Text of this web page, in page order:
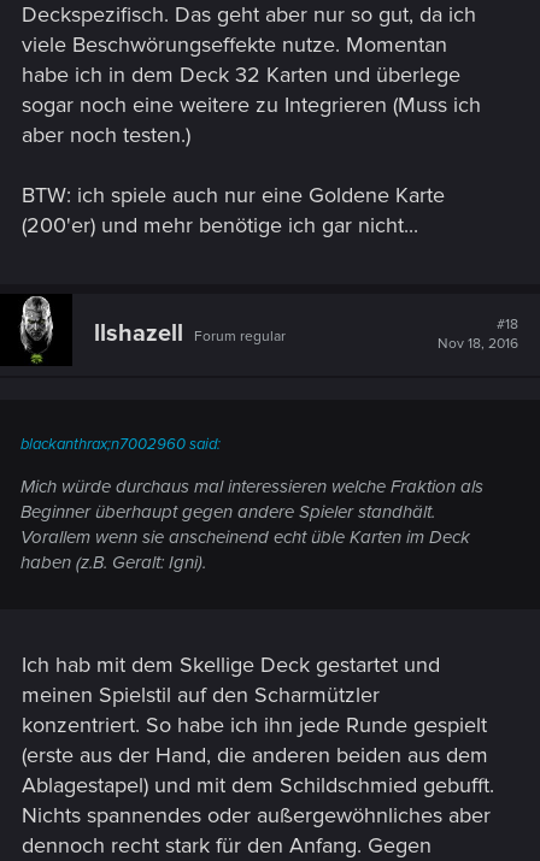
Deckspezifisch. Das geht aber nur so gut, da ich
viele Beschwörungseffekte nutze. Momentan
habe ich in dem Deck 32 Karten und überlege
sogar noch eine weitere zu Integrieren (Muss ich
aber noch testen.)
BTW: ich spiele auch nur eine Goldene Karte
(200'er) und mehr benötige ich gar nicht...
llshazell Forum regular
#18
Nov 18, 2016
blackanthrax;n7002960 said:
Mich würde durchaus mal interessieren welche Fraktion als
Beginner überhaupt gegen andere Spieler standhält.
Vorallem wenn sie anscheinend echt üble Karten im Deck
haben (z.B. Geralt: Igni).
Ich hab mit dem Skellige Deck gestartet und
meinen Spielstil auf den Scharmützler
konzentriert. So habe ich ihn jede Runde gespielt
(erste aus der Hand, die anderen beiden aus dem
Ablagestapel) und mit dem Schildschmied gebufft.
Nichts spannendes oder außergewöhnliches aber
dennoch recht stark für den Anfang. Gegen